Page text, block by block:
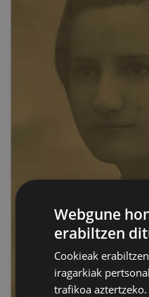
Webgune
erabiltzen
Cookieak
iragarkiak
trafikoa